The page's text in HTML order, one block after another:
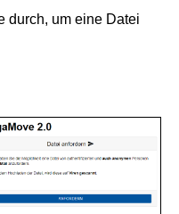
durch, um eine Datei